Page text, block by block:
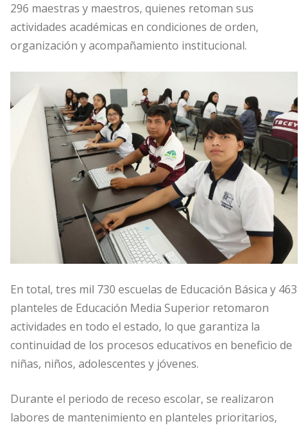
296 maestras y maestros, quienes retoman sus
actividades académicas en condiciones de orden,
organización y acompañamiento institucional.
En total, tres mil 730 escuelas de Educación Básica y 463
planteles de Educación Media Superior retomaron
actividades en todo el estado, lo que garantiza la
continuidad de los procesos educativos en beneficio de
niñas, niños, adolescentes y jóvenes.
Durante el periodo de receso escolar, se realizaron
labores de mantenimiento en planteles prioritarios,